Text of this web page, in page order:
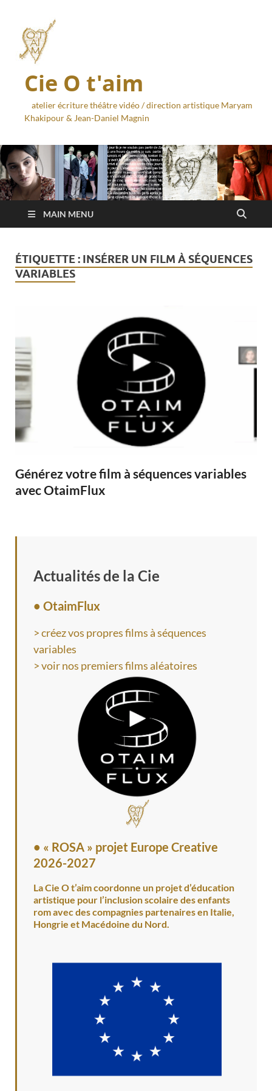
Cie O t'aim
atelier écriture théâtre vidéo / direction artistique Maryam
Khakipour & Jean-Daniel Magnin
MAIN MENU
ÉTIQUETTE : INSÉRER UN FILM À SÉQUENCES
VARIABLES
Générez votre film à séquences variables
avec OtaimFlux
Actualités de la Cie
• OtaimFlux
> créez vos propres films à séquences
variables
> voir nos premiers films aléatoires
• « ROSA » projet Europe Creative
2026-2027
La Cie O t’aim coordonne un projet d’éducation
artistique pour l’inclusion scolaire des enfants
rom avec des compagnies partenaires en Italie,
Hongrie et Macédoine du Nord.